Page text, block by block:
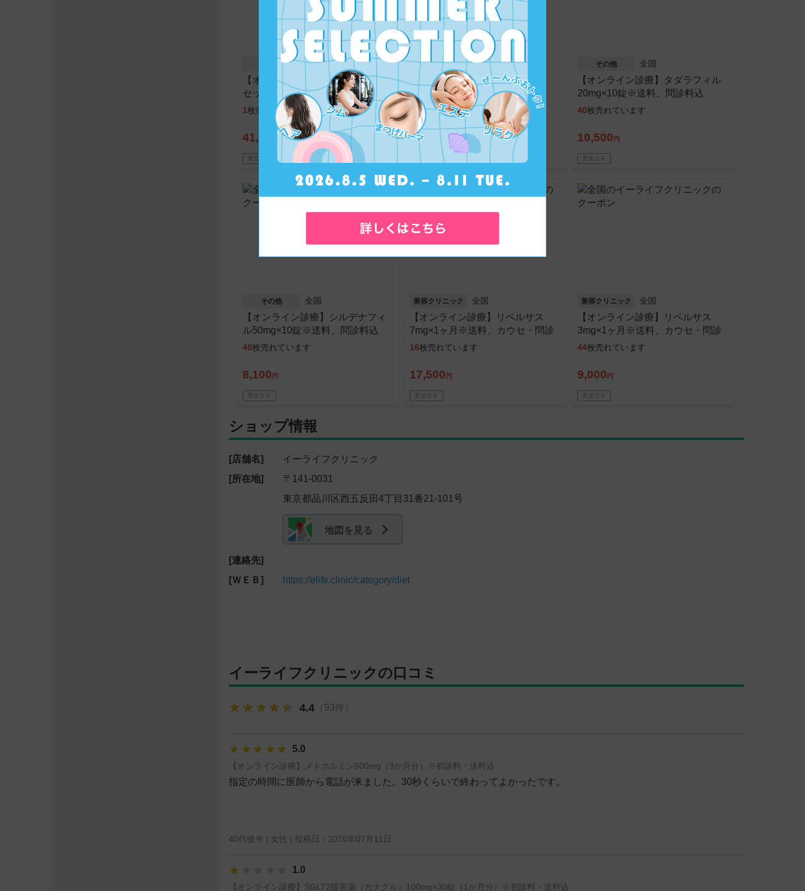
その他 全国
【オンライン診療】ED治療薬3種
セット※送料、問診料込
1枚売れています
41,800 円
男女ＯＫ
その他 全国
【オンライン診療】ポゼット
60mg×10錠※送料・問診料込
37枚売れています
4,900 円
男女ＯＫ
その他 全国
【オンライン診療】タダラフィル
20mg×10錠※送料、問診料込
40枚売れています
10,500 円
男女ＯＫ
その他 全国
【オンライン診療】シルデナフィ
ル50mg×10錠※送料、問診料込
40枚売れています
8,100 円
男女ＯＫ
美容クリニック 全国
【オンライン診療】リベルサス
7mg×1ヶ月※送料、カウセ・問診
料込
16枚売れています
17,500 円
男女ＯＫ
美容クリニック 全国
【オンライン診療】リベルサス
3mg×1ヶ月※送料、カウセ・問診
料込
44枚売れています
9,000 円
男女ＯＫ
ショップ情報
[店舗名]
イーライフクリニック
[所在地]
〒141-0031
東京都品川区西五反田4丁目31番21-101号
地図を見る
[連絡先]
[ＷＥＢ]
https://elife.clinic/category/diet
イーライフクリニックの口コミ
★★★★★
★★★★★
★★★★★ 4.4 （93件）
★★★★★
★★★★★
★★★★★ 5.0
【オンライン診療】メトホルミン500mg（3か月分）※初診料・送料込
指定の時間に医師から電話が来ました。30秒くらいで終わってよかったです。
40代後半 | 女性 | 投稿日：2026年07月11日
★★★★★
★★★★★
★★★★★ 1.0
【オンライン診療】SGLT2阻害薬（カナグル）100mg×30錠（1か月分）※初診料・送料込